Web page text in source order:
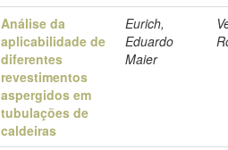
Análise da
aplicabilidade de
diferentes
revestimentos
aspergidos em
tubulações de
caldeiras
Eurich,
Eduardo
Maier